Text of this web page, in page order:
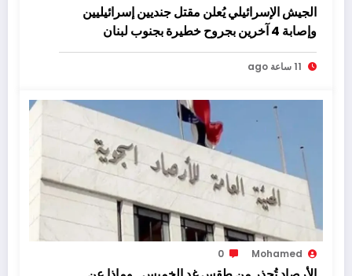
الجيش الإسرائيلي يُعلن مقتل جنديين إسرائيليين
وإصابة 4 آخرين بجروح خطيرة بجنوب لبنان
11 ساعة ago
Mohamed
0